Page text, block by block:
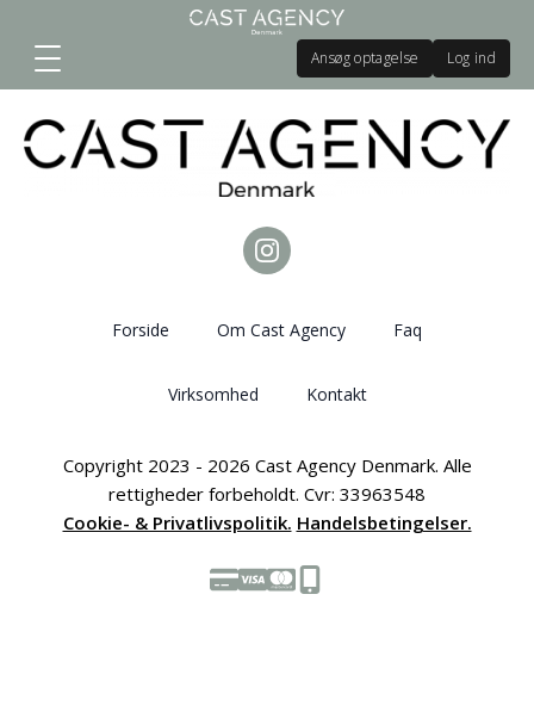
Ansøg optagelse Log ind
Forside Om Cast Agency Faq
Virksomhed Kontakt
Copyright 2023 - 2026 Cast Agency Denmark. Alle
rettigheder forbeholdt. Cvr: 33963548
Cookie- & Privatlivspolitik. Handelsbetingelser.